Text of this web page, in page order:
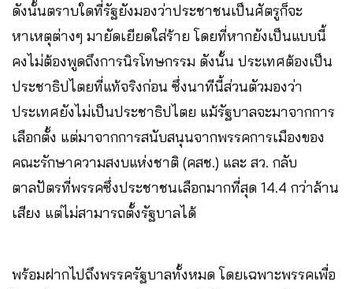
ดังนั้นตราบใดที่รัฐยังมองว่าประชาชนเป็นศัตรูก็จะ
หาเหตุต่างๆ มายัดเยียดใส่ร้าย โดยที่หากยังเป็นแบบนี้
คงไม่ต้องพูดถึงการนิรโทษกรรม ดังนั้น ประเทศต้องเป็น
ประชาธิปไตยที่แท้จริงก่อน ซึ่งนาทีนี้ส่วนตัวมองว่า
ประเทศยังไม่เป็นประชาธิปไตย แม้รัฐบาลจะมาจากการ
เลือกตั้ง แต่มาจากการสนับสนุนจากพรรคการเมืองของ
คณะรักษาความสงบแห่งชาติ (คสช.) และ สว. กลับ
ตาลปัตรที่พรรคซึ่งประชาชนเลือกมากที่สุด 14.4 กว่าล้าน
เสียง แต่ไม่สามารถตั้งรัฐบาลได้
พร้อมฝากไปถึงพรรครัฐบาลทั้งหมด โดยเฉพาะพรรคเพื่อ